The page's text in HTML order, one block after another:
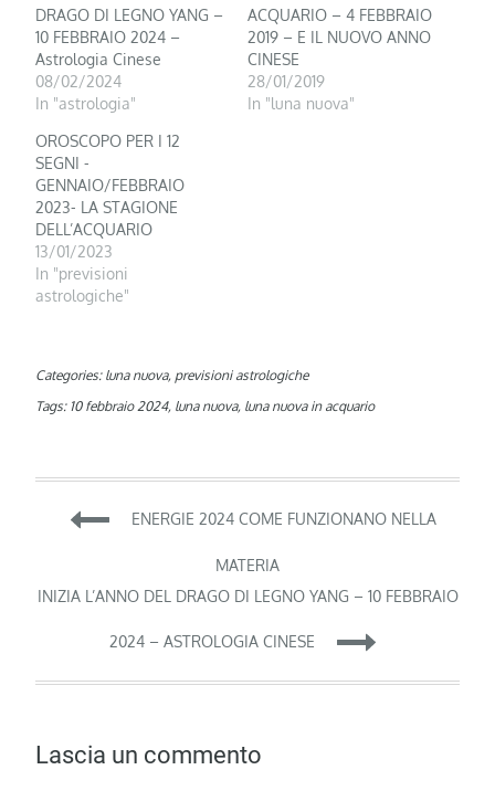
DRAGO DI LEGNO YANG –
10 FEBBRAIO 2024 –
Astrologia Cinese
08/02/2024
In "astrologia"
ACQUARIO – 4 FEBBRAIO
2019 – E IL NUOVO ANNO
CINESE
28/01/2019
In "luna nuova"
OROSCOPO PER I 12
SEGNI -
GENNAIO/FEBBRAIO
2023- LA STAGIONE
DELL’ACQUARIO
13/01/2023
In "previsioni
astrologiche"
Categories: luna nuova, previsioni astrologiche
Tags: 10 febbraio 2024, luna nuova, luna nuova in acquario
Navigazione
articoli
ENERGIE 2024 COME FUNZIONANO NELLA
MATERIA
INIZIA L’ANNO DEL DRAGO DI LEGNO YANG – 10 FEBBRAIO
2024 – ASTROLOGIA CINESE
Lascia un commento